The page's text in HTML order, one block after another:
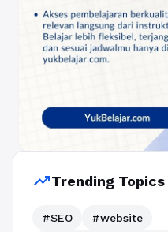
trending_upTrending Topics
#SEO
#website